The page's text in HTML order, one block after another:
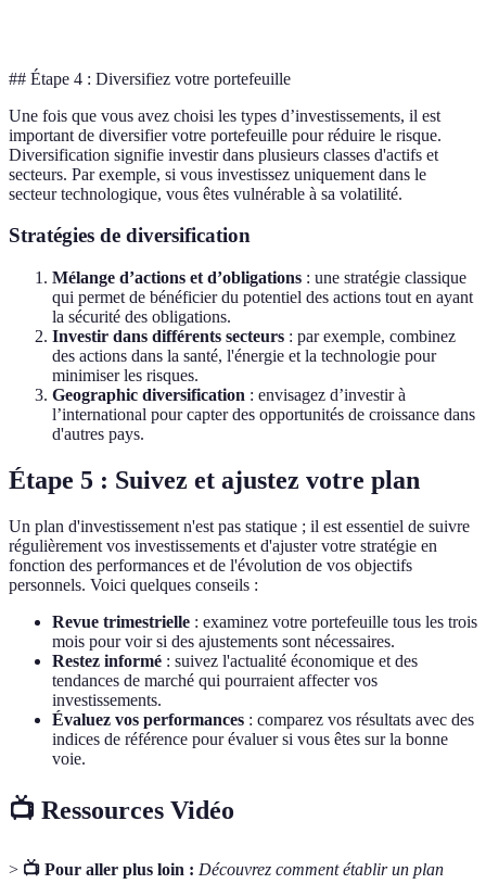
## Étape 4 : Diversifiez votre portefeuille
Une fois que vous avez choisi les types d’investissements, il est
important de diversifier votre portefeuille pour réduire le risque.
Diversification signifie investir dans plusieurs classes d'actifs et
secteurs. Par exemple, si vous investissez uniquement dans le
secteur technologique, vous êtes vulnérable à sa volatilité.
Stratégies de diversification
Mélange d’actions et d’obligations : une stratégie classique
qui permet de bénéficier du potentiel des actions tout en ayant
la sécurité des obligations.
Investir dans différents secteurs : par exemple, combinez
des actions dans la santé, l'énergie et la technologie pour
minimiser les risques.
Geographic diversification : envisagez d’investir à
l’international pour capter des opportunités de croissance dans
d'autres pays.
Étape 5 : Suivez et ajustez votre plan
Un plan d'investissement n'est pas statique ; il est essentiel de suivre
régulièrement vos investissements et d'ajuster votre stratégie en
fonction des performances et de l'évolution de vos objectifs
personnels. Voici quelques conseils :
Revue trimestrielle : examinez votre portefeuille tous les trois
mois pour voir si des ajustements sont nécessaires.
Restez informé : suivez l'actualité économique et des
tendances de marché qui pourraient affecter vos
investissements.
Évaluez vos performances : comparez vos résultats avec des
indices de référence pour évaluer si vous êtes sur la bonne
voie.
📺 Ressources Vidéo
> 📺 Pour aller plus loin : Découvrez comment établir un plan